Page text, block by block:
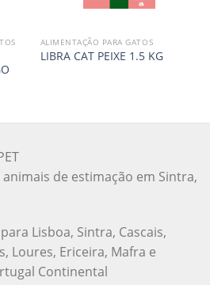
ALIMENTAÇÃO PARA GATOS
LIBRA CAT PEIXE 1.5 KG
de estimação em Sintra,
Lisboa, Sintra, Cascais,
Loures, Ericeira, Mafra e
Continental